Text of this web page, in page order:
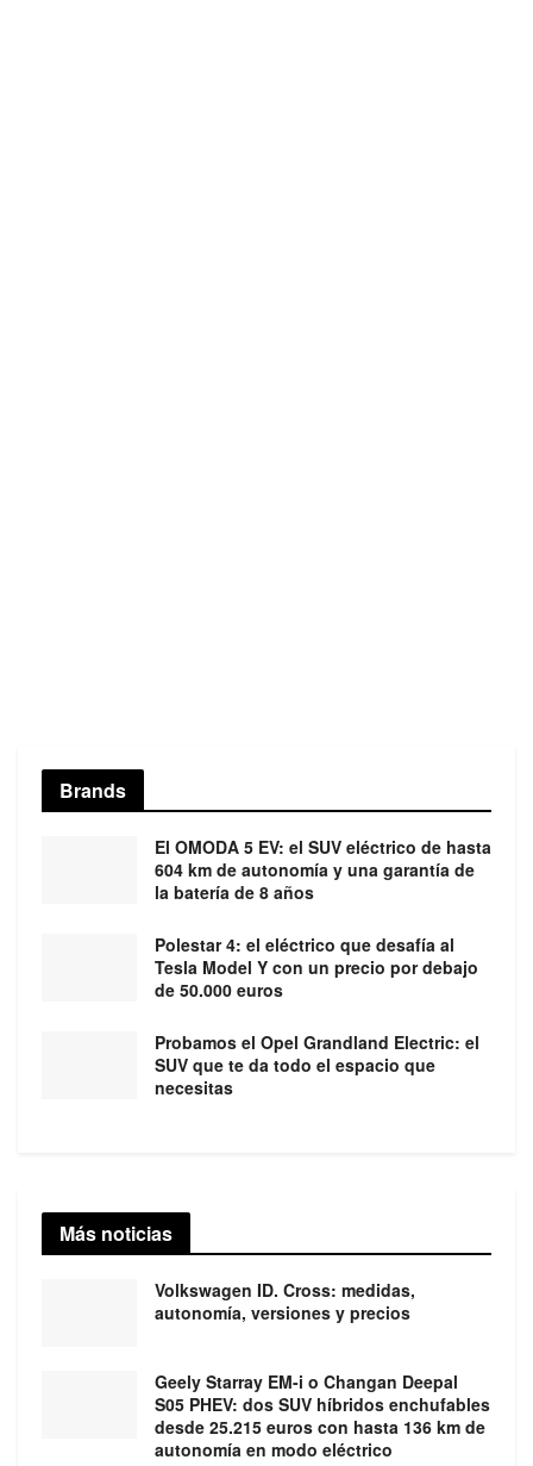
Brands
El OMODA 5 EV: el SUV eléctrico de hasta
604 km de autonomía y una garantía de
la batería de 8 años
Polestar 4: el eléctrico que desafía al
Tesla Model Y con un precio por debajo
de 50.000 euros
Probamos el Opel Grandland Electric: el
SUV que te da todo el espacio que
necesitas
Más noticias
Volkswagen ID. Cross: medidas,
autonomía, versiones y precios
Geely Starray EM-i o Changan Deepal
S05 PHEV: dos SUV híbridos enchufables
desde 25.215 euros con hasta 136 km de
autonomía en modo eléctrico